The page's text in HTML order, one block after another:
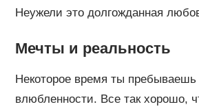
Неужели это долгожданная
Мечты и реальность
Некоторое время ты
влюбленности. Все так хорошо,